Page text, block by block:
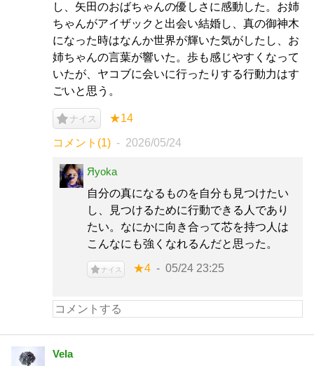
し、矢田のおばちゃんの優しさに感動した。お姉
ちゃんがアイザックと出会い結婚し、真の御神木
になった時はなんか世界が輝いた気がしたし、お
姉ちゃんの言葉が響いた。歩も感じやすくなって
いたが、ヤコブに会いに行ったりする行動力はす
ごいと思う。
ナイス ★14
コメント(1) 2026/05/24
Яyoka
自分の真になるものを自分も見つけたい
し、見つけるために行動できる人であり
たい。なにかに向き合って芯を持つ人は
こんなにも強くなれるんだと思った。
ナイス ★4 05/24 23:25
Vela